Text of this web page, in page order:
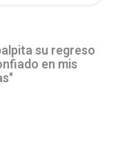
su regreso
en mis